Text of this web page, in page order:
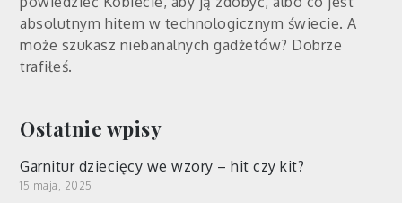
absolutnym hitem w technologicznym świecie. A
może szukasz niebanalnych gadżetów? Dobrze
trafiłeś.
Ostatnie wpisy
Garnitur dziecięcy we wzory – hit czy kit?
15 maja, 2025